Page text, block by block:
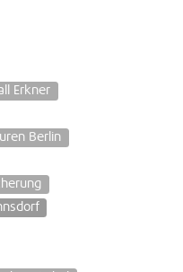
Erkner
Berlin